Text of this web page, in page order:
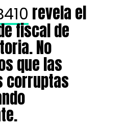
revela el
fiscal de
No
que las
corruptas